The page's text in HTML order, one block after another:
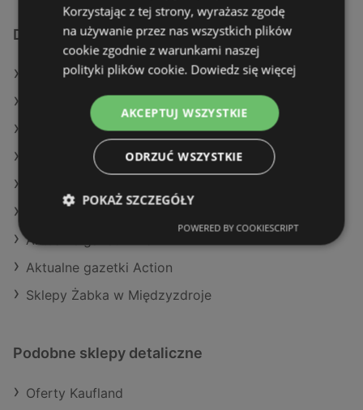
Dodatkowe łącza
Oferty Żabka
Oferty Kaufland
Oferty SPAR
Aktualne gazetki Dealz
Aktualne gazetki Aldi
Aktualne gazetki Action
Sklepy Żabka w Międzyzdroje
Podobne sklepy detaliczne
Oferty Kaufland
Korzystając z tej strony, wyrażasz zgodę
na używanie przez nas wszystkich plików
cookie zgodnie z warunkami naszej
polityki plików cookie. Dowiedz się więcej
AKCEPTUJ WSZYSTKIE
ODRZUĆ WSZYSTKIE
POKAŻ SZCZEGÓŁY
POWERED BY COOKIESCRIPT